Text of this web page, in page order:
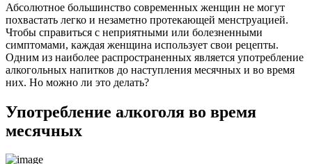
Абсолютное большинство современных женщин не могут
похвастать легко и незаметно протекающей менструацией.
Чтобы справиться с неприятными или болезненными
симптомами, каждая женщина использует свои рецепты.
Одним из наиболее распространенных является употребление
алкогольных напитков до наступления месячных и во время
них. Но можно ли это делать?
Употребление алкоголя во время
месячных